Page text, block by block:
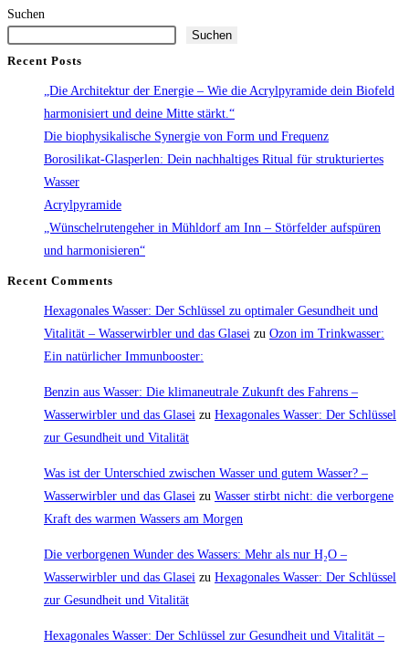
normales
Suchen
Suchen
Recent Posts
„Die Architektur der Energie – Wie die Acrylpyramide dein Biofeld
harmonisiert und deine Mitte stärkt.“
Die biophysikalische Synergie von Form und Frequenz
Borosilikat-Glasperlen: Dein nachhaltiges Ritual für strukturiertes
Wasser
Acrylpyramide
„Wünschelrutengeher in Mühldorf am Inn – Störfelder aufspüren
und harmonisieren“
Recent Comments
Hexagonales Wasser: Der Schlüssel zu optimaler Gesundheit und
Vitalität – Wasserwirbler und das Glasei zu Ozon im Trinkwasser:
Ein natürlicher Immunbooster:
Benzin aus Wasser: Die klimaneutrale Zukunft des Fahrens –
Wasserwirbler und das Glasei zu Hexagonales Wasser: Der Schlüssel
zur Gesundheit und Vitalität
Was ist der Unterschied zwischen Wasser und gutem Wasser? –
Wasserwirbler und das Glasei zu Wasser stirbt nicht: die verborgene
Kraft des warmen Wassers am Morgen
Die verborgenen Wunder des Wassers: Mehr als nur H₂O –
Wasserwirbler und das Glasei zu Hexagonales Wasser: Der Schlüssel
zur Gesundheit und Vitalität
Hexagonales Wasser: Der Schlüssel zur Gesundheit und Vitalität –